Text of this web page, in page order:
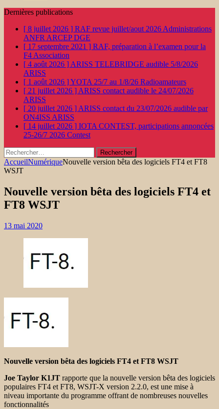
Dernières publications
[ 8 juillet 2026 ] RAF revue juillet/aout 2026 Administrations
ANFR ARCEP DGE
[ 17 septembre 2021 ] RAF, préparation à l’examen pour la
F4 Association
[ 4 août 2026 ] ARISS TELEBRIDGE audible 5/8/2026
ARISS
[ 1 août 2026 ]YOTA 25/7 au 1/8/26 Radioamateurs
[ 21 juillet 2026 ] ARISS contact audible le 24/07/2026
ARISS
[ 20 juillet 2026 ] ARISS contact du 23/07/2026 audible par
ON4ISS ARISS
[ 14 juillet 2026 ] IOTA CONTEST, participations annoncées
25-26/7 2026 Contest
Rechercher :
AccueilNumériqueNouvelle version bêta des logiciels FT4 et FT8
WSJT
Nouvelle version bêta des logiciels FT4 et
FT8 WSJT
13 mai 2020
Nouvelle version bêta des logiciels FT4 et FT8 WSJT
Joe Taylor K1JT rapporte que la nouvelle version bêta des logiciels
populaires FT4 et FT8, WSJT-X version 2.2.0, est une mise à
niveau importante du programme offrant de nombreuses nouvelles
fonctionnalités